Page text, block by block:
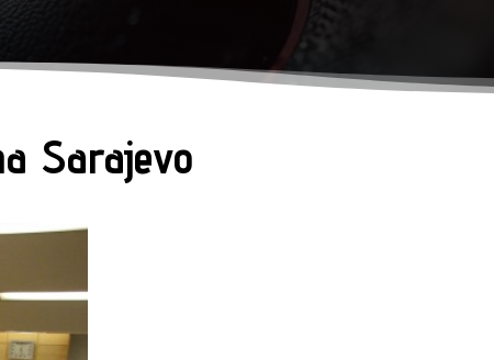
Sarajevo